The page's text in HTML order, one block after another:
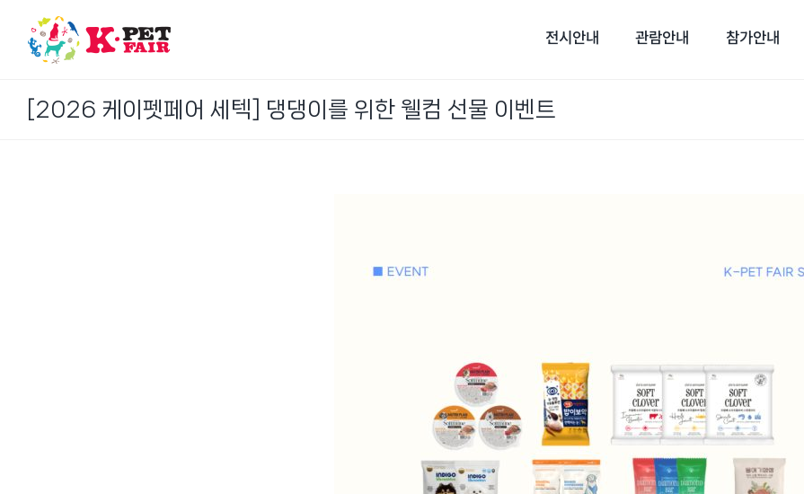
content
전시안내 관람안내 참가안내
[2026 케이펫페어 세텍] 댕댕이를 위한 웰컴 선물 이벤트